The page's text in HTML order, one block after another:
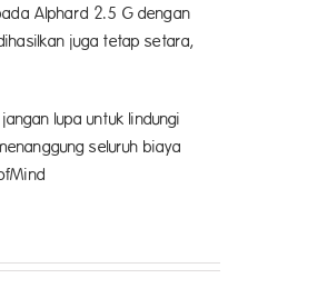
Alphard 2.5 G dengan
juga tetap setara,
lupa untuk lindungi
seluruh biaya